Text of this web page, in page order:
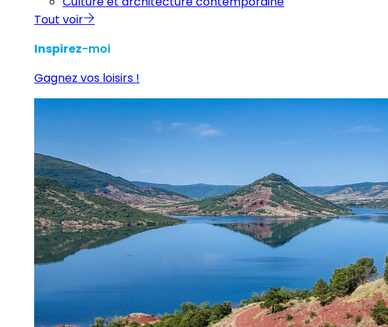
Tout voir
Inspirez-moi
Gagnez vos loisirs !